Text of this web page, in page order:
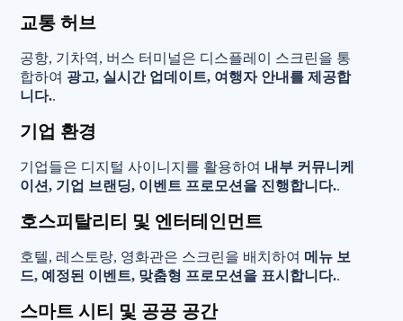
교통 허브
공항, 기차역, 버스 터미널은 디스플레이 스크린을 통
합하여 광고, 실시간 업데이트, 여행자 안내를 제공합
니다..
기업 환경
기업들은 디지털 사이니지를 활용하여 내부 커뮤니케
이션, 기업 브랜딩, 이벤트 프로모션을 진행합니다..
호스피탈리티 및 엔터테인먼트
호텔, 레스토랑, 영화관은 스크린을 배치하여 메뉴 보
드, 예정된 이벤트, 맞춤형 프로모션을 표시합니다..
스마트 시티 및 공공 공간